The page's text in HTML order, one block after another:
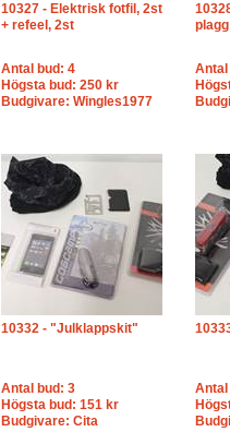
10327 - Elektrisk fotfil, 2st
+ refeel, 2st
Antal bud: 4
Högsta bud: 250 kr
Budgivare: Wingles1977
plagg
Antal
10332 - "Julklappskit"
Antal bud: 3
Högsta bud: 151 kr
Budgivare: Cita
Antal